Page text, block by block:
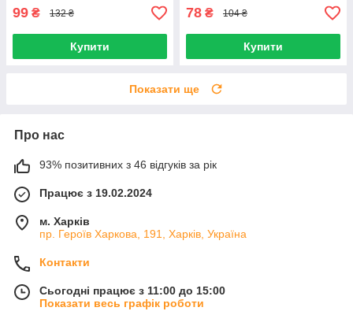
99 ₴ 132 ₴
Купити
78 ₴ 104 ₴
Купити
Показати ще
Про нас
93% позитивних з 46 відгуків за рік
Працює з 19.02.2024
м. Харків
пр. Героїв Харкова, 191, Харків, Україна
Контакти
Сьогодні працює з 11:00 до 15:00
Показати весь графік роботи